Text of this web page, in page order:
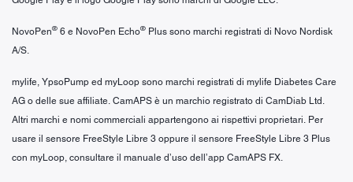
NovoPen® 6 e NovoPen Echo® Plus sono marchi registrati di Novo Nordisk
A/S.
mylife, YpsoPump ed myLoop sono marchi registrati di mylife Diabetes Care
AG o delle sue affiliate. CamAPS è un marchio registrato di CamDiab Ltd.
Altri marchi e nomi commerciali appartengono ai rispettivi proprietari. Per
usare il sensore FreeStyle Libre 3 oppure il sensore FreeStyle Libre 3 Plus
con myLoop, consultare il manuale d’uso dell’app CamAPS FX.